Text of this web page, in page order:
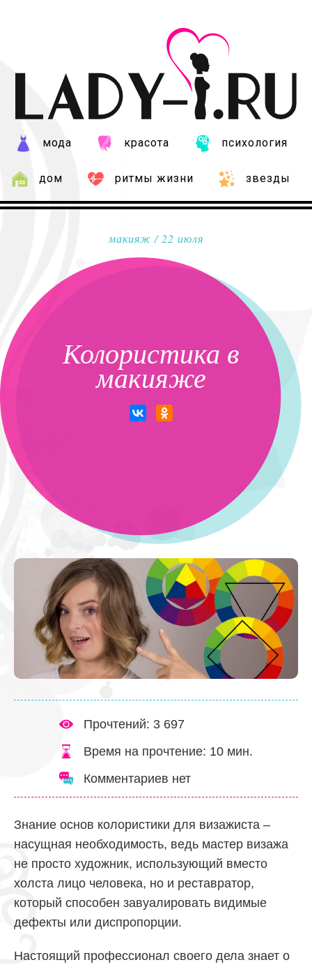
мода красота психология
дом ритмы жизни звезды
макияж / 22 июля
Колористика в
макияже
Прочтений: 3 697
Время на прочтение: 10 мин.
Комментариев нет
Знание основ колористики для визажиста –
насущная необходимость, ведь мастер визажа
не просто художник, использующий вместо
холста лицо человека, но и реставратор,
который способен завуалировать видимые
дефекты или диспропорции.
Настоящий профессионал своего дела знает о